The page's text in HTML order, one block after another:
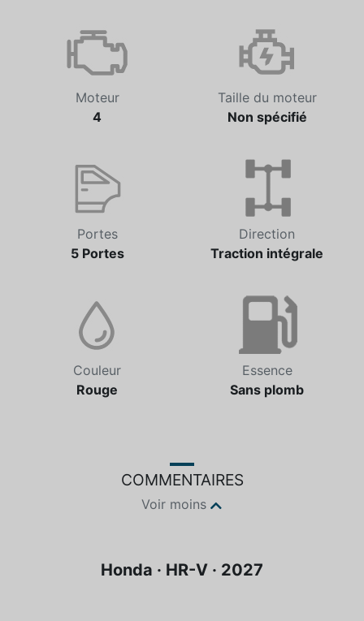
Moteur
4
Taille du moteur
Non spécifié
Portes
5 Portes
Direction
Traction intégrale
Couleur
Rouge
Essence
Sans plomb
COMMENTAIRES
Voir moins
Honda · HR-V · 2027